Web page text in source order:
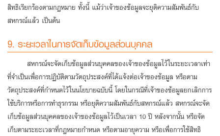
สิทธิเรียกร้องตามกฎหมาย ทั้งนี้ แม้ว่าเจ้าของข้อมูลจะยุติความสัมพันธ์กับ
สหกรณ์แล้ว เป็นต้น
9. ระยะเวลาในการจัดเก็บข้อมูลส่วนบุคคล
สหกรณ์จะจัดเก็บข้อมูลส่วนบุคคลของเจ้าของข้อมูลไว้ในระยะเวลาเท่า
ที่จำเป็นเพื่อการปฏิบัติตามวัตถุประสงค์ที่ได้แจ้งต่อเจ้าของข้อมูล หรือตาม
วัตถุประสงค์ที่กำหนดไว้ในนโยบายฉบับนี้ โดยในกรณีที่เจ้าของข้อมูลยกเลิกการ
ใช้บริการหรือการทำธุรกรรม หรือยุติความสัมพันธ์กับสหกรณ์แล้ว สหกรณ์จะจัด
เก็บข้อมูลส่วนบุคคลของเจ้าของข้อมูลไว้เป็นเวลา 10 ปี หลังจากนั้น หรือจัด
เก็บตามระยะเวลาที่กฎหมายกำหนด หรือตามอายุความ หรือเพื่อการใช้สิทธิ